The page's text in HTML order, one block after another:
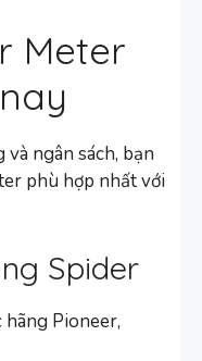
Meter
ngân sách, bạn
phù hợp nhất với
Spider
hãng Pioneer,